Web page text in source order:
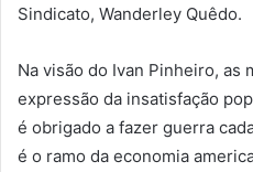
Sindicato, Wanderley Quêdo.
Na visão do Ivan Pinheiro, as
expressão da insatisfação
é obrigado a fazer guerra
é o ramo da economia